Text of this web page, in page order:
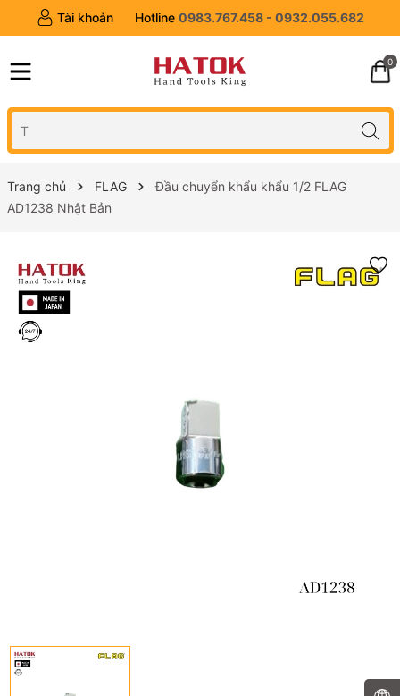
Tài khoản Hotline 0983.767.458 - 0932.055.682
0
Trang chủ FLAG
Đầu chuyển khẩu khẩu 1/2 FLAG
AD1238 Nhật Bản